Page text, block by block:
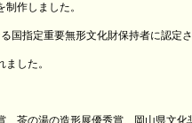
作しました。
国指定重要無形文化財保持者に認定さ
した。